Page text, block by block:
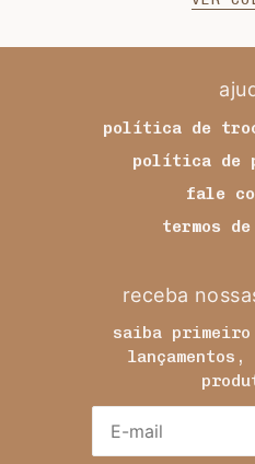
política de
política de
fale
termos
receba
saiba primeiro
lançamentos,